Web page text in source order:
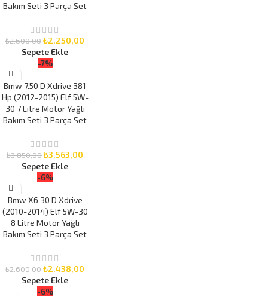
Bakım Seti 3 Parça Set
₺2.600,00₺2.250,00
Sepete Ekle
-7%
Bmw 7.50 D Xdrive 381
Hp (2012-2015) Elf 5W-
30 7 Litre Motor Yağlı
Bakım Seti 3 Parça Set
₺3.850,00₺3.563,00
Sepete Ekle
-6%
Bmw X6 30 D Xdrive
(2010-2014) Elf 5W-30
8 Litre Motor Yağlı
Bakım Seti 3 Parça Set
₺2.600,00₺2.438,00
Sepete Ekle
-6%